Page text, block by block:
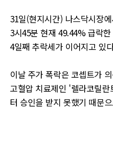
31일(현지시간) 나스닥시장
3시45분 현재 49.44% 급락
4일째 추락세가 이어지고 있
이날 주가 폭락은 코셉트가
고혈압 치료제인 '렐라코릴
터 승인을 받지 못했기 때문